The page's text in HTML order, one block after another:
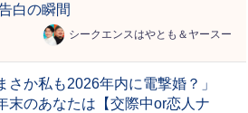
白の瞬間
シークエンスはやとも＆ヤースー
さか私も2026年内に電撃婚？」
末のあなたは【交際中or恋人ナ